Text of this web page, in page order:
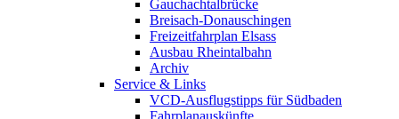
Gauchachtalbrücke
Breisach-Donauschingen
Freizeitfahrplan Elsass
Ausbau Rheintalbahn
Archiv
Service & Links
VCD-Ausflugstipps für Südbaden
Fahrplanauskünfte